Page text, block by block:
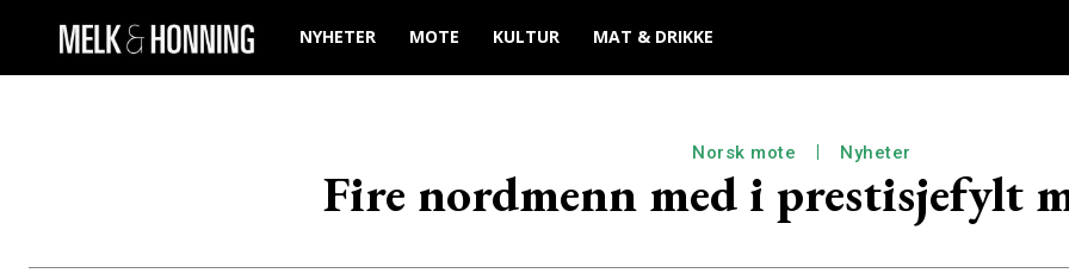
NYHETER MOTE KULTUR MAT & DRIKKE
Norsk mote Nyheter
Fire nordmenn med i prestisjefylt